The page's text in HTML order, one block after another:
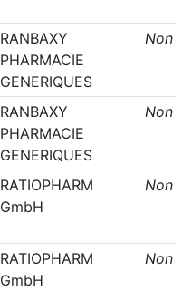
RANBAXY
PHARMACIE
GENERIQUES
Non
RANBAXY
PHARMACIE
GENERIQUES
Non
RATIOPHARM
GmbH
Non
RATIOPHARM
GmbH
Non